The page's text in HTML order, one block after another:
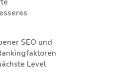
SEO und
Level